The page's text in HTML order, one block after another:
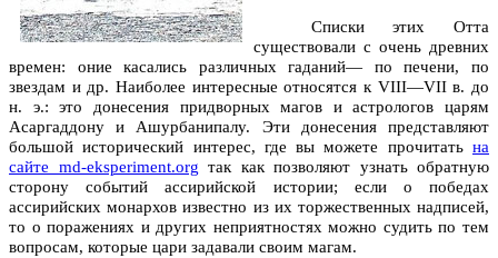
Списки этих Отта
существовали с очень древних
времен: оние касались различных гаданий— по печени, по
звездам и др. Наиболее интересные относятся к VIII—VII в. до
н. э.: это донесения придворных магов и астрологов царям
Асаргаддону и Ашурбанипалу. Эти донесения представляют
большой исторический интерес, где вы можете прочитать на
сайте md-eksperiment.org так как позволяют узнать обратную
сторону событий ассирийской истории; если о победах
ассирийских монархов известно из их торжественных надписей,
то о поражениях и других неприятностях можно судить по тем
вопросам, которые цари задавали своим магам.